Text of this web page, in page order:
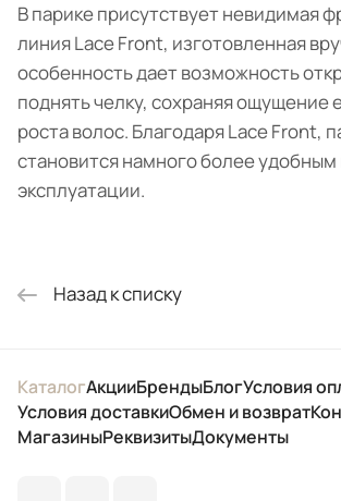
В парике присутствует невидимая
линия Lace Front, изготовленная
особенность дает возможность
поднять челку, сохраняя ощущение
роста волос. Благодаря Lace Front,
становится намного более удобным
эксплуатации.
Назад к списку
КаталогАкцииБрендыБлогУсловия
Условия доставкиОбмен и возврат
МагазиныРеквизитыДокументы